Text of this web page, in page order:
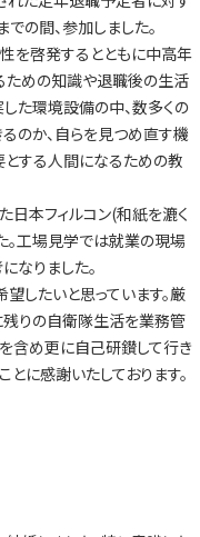
の間、参加しました。
を啓発するとともに中高年
ための知識や退職後の生活
た環境設備の中、数多くの
のか、自らを見つめ直す機
とする人間になるための教
本フィルコン(和紙を漉く
。工場見学では就業の現場
なりました。
したいと思っています。厳
残りの自衛隊生活を業務管
含め更に自己研鑚して行き
に感謝いたしております。